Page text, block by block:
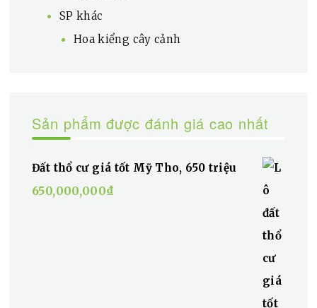
SP khác
Hoa kiểng cây cảnh
Sản phẩm được đánh giá cao nhất
Đất thổ cư giá tốt Mỹ Tho, 650 triệu
650,000,000₫